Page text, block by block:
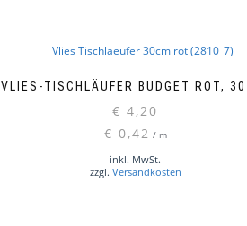
VLIES-TISCHLÄUFER BUDGET ROT, 30
€ 4,20
€ 0,42 / m
inkl. MwSt.
zzgl. Versandkosten